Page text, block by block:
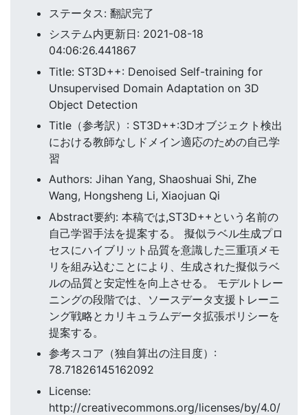
ステータス: 翻訳完了
システム内更新日: 2021-08-18
04:06:26.441867
Title: ST3D++: Denoised Self-training for
Unsupervised Domain Adaptation on 3D
Object Detection
Title（参考訳）: ST3D++:3Dオブジェクト検出
における教師なしドメイン適応のための自己学
習
Authors: Jihan Yang, Shaoshuai Shi, Zhe
Wang, Hongsheng Li, Xiaojuan Qi
Abstract要約: 本稿では,ST3D++という名前の
自己学習手法を提案する。 擬似ラベル生成プロ
セスにハイブリット品質を意識した三重項メモ
リを組み込むことにより、生成された擬似ラベ
ルの品質と安定性を向上させる。 モデルトレー
ニングの段階では、ソースデータ支援トレーニ
ング戦略とカリキュラムデータ拡張ポリシーを
提案する。
参考スコア（独自算出の注目度）:
78.71826145162092
License:
http://creativecommons.org/licenses/by/4.0/